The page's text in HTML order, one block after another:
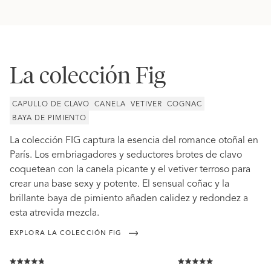
La colección Fig
CAPULLO DE CLAVO CANELA VETIVER
COGNAC
BAYA DE PIMIENTO
La colección FIG captura la esencia del romance otoñal en
París. Los embriagadores y seductores brotes de clavo
coquetean con la canela picante y el vetiver terroso para
crear una base sexy y potente. El sensual coñac y la
brillante baya de pimiento añaden calidez y redondez a
esta atrevida mezcla.
EXPLORA LA COLECCIÓN FIG